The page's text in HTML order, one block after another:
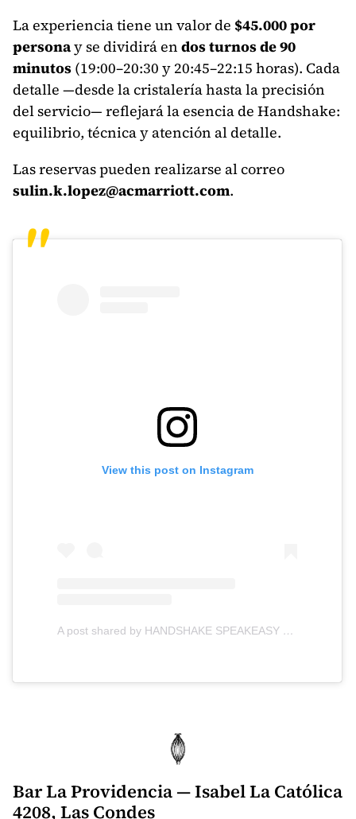
La experiencia tiene un valor de $45.000 por
personay se dividirá en dos turnos de 90
minutos (19:00–20:30 y 20:45–22:15 horas). Cada
detalle —desde la cristalería hasta la precisión
del servicio— reflejará la esencia de Handshake:
equilibrio, técnica y atención al detalle.
Las reservas pueden realizarse al correo
sulin.k.lopez@acmarriott.com.
View this post on Instagram
A post shared by HANDSHAKE SPEAKEASY (@handshake_bar)
Bar La Providencia — Isabel La Católica
4208, Las Condes